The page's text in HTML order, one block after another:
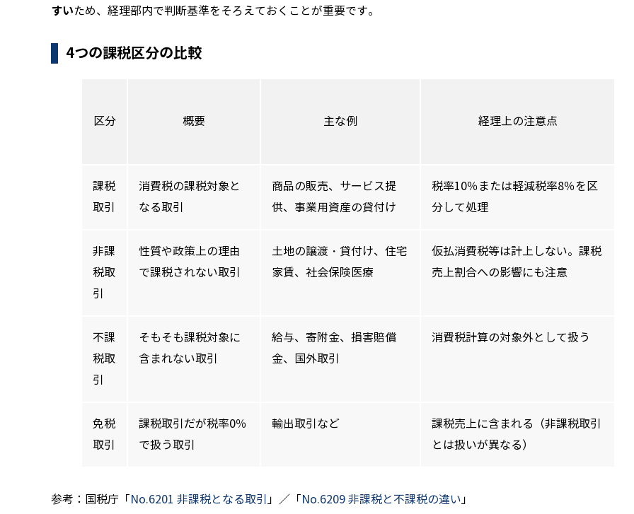
すいため、経理部内で判断基準をそろえておくことが重要です。
4つの課税区分の比較
区分 概要 主な例 経理上の注意点
課税
取引
消費税の課税対象と
なる取引
商品の販売、サービス提
供、事業用資産の貸付け
税率10％または軽減税率8％を区
分して処理
非課
税取
引
性質や政策上の理由
で課税されない取引
土地の譲渡・貸付け、住宅
家賃、社会保険医療
仮払消費税等は計上しない。課税
売上割合への影響にも注意
不課
税取
引
そもそも課税対象に
含まれない取引
給与、寄附金、損害賠償
金、国外取引
消費税計算の対象外として扱う
免税
取引
課税取引だが税率0％
で扱う取引
輸出取引など
課税売上に含まれる（非課税取引
とは扱いが異なる）
参考：国税庁「No.6201 非課税となる取引 」／「No.6209 非課税と不課税の違い」